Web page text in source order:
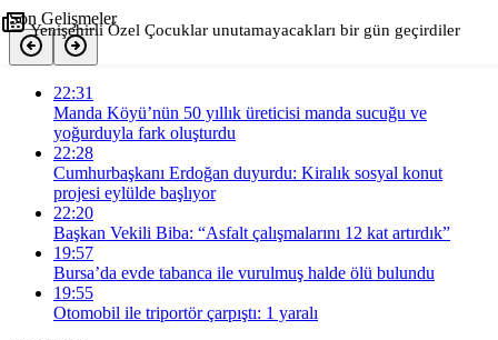
Son Gelişmeler
22:31
Manda Köyü’nün 50 yıllık üreticisi manda sucuğu ve
yoğurduyla fark oluşturdu
22:28
Cumhurbaşkanı Erdoğan duyurdu: Kiralık sosyal konut
projesi eylülde başlıyor
22:20
Başkan Vekili Biba: “Asfalt çalışmalarını 12 kat artırdık”
19:57
Bursa’da evde tabanca ile vurulmuş halde ölü bulundu
19:55
Otomobil ile triportör çarpıştı: 1 yaralı
Yenişehirli Özel Çocuklar unutamayacakları bir gün geçirdiler
+ -